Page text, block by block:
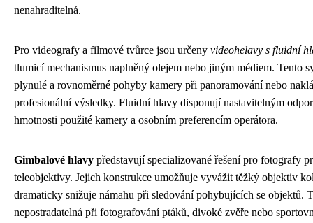
nenahraditelná.
Pro videografy a filmové tvůrce jsou určeny videohelavy s fluidní
tlumicí mechanismus naplněný olejem nebo jiným médiem. Tento
plynulé a rovnoměrné pohyby kamery při panoramování nebo
profesionální výsledky. Fluidní hlavy disponují nastavitelným
hmotnosti použité kamery a osobním preferencím operátora.
Gimbalové hlavy představují specializované řešení pro fotografy
teleobjektivy. Jejich konstrukce umožňuje vyvážit těžký objektiv
dramaticky snižuje námahu při sledování pohybujících se objektů.
nepostradatelná při fotografování ptáků, divoké zvěře nebo